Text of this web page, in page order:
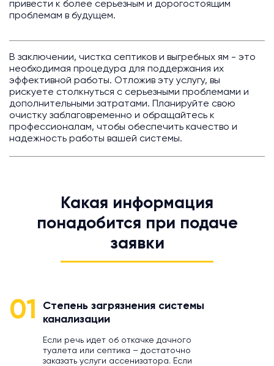
привести к более серьезным и дорогостоящим
проблемам в будущем.
В заключении, чистка септиков и выгребных ям - это
необходимая процедура для поддержания их
эффективной работы. Отложив эту услугу, вы
рискуете столкнуться с серьезными проблемами и
дополнительными затратами. Планируйте свою
очистку заблаговременно и обращайтесь к
профессионалам, чтобы обеспечить качество и
надежность работы вашей системы.
Какая информация
понадобится при подаче
заявки
01
Степень загрязнения системы
канализации
Если речь идет об откачке дачного
туалета или септика – достаточно
заказать услуги ассенизатора. Если